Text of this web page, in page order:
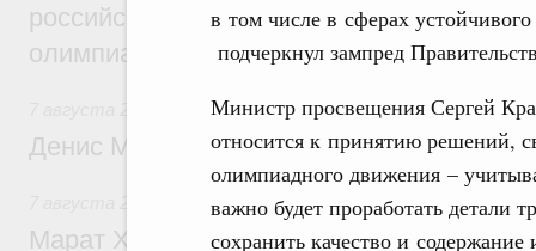
в том числе в сферах
подчеркнул зампред
Министр просвещения Сергей
относится к принятию решений,
олимпиадного движения –
важно будет проработать детали
сохранить качество и содержание
российскую сборную с победой на
олимпиаде по искусственному
Общие вопросы промышленной политики
Денис Мантуров посетил Ярославскую
Бюджеты субъектов Федерации.
Марат Хуснуллин: 15 объектов